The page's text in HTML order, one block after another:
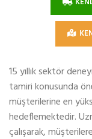
15 yıllık sektör
tamiri konusunda
müşterilerine en
hedeflemektedir.
çalışarak,